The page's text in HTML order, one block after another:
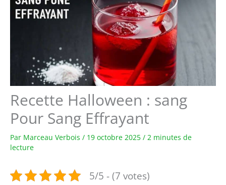
Recette Halloween : sang
Pour Sang Effrayant
Par Marceau Verbois / 19 octobre 2025 / 2 minutes de
lecture
5/5 - (7 votes)